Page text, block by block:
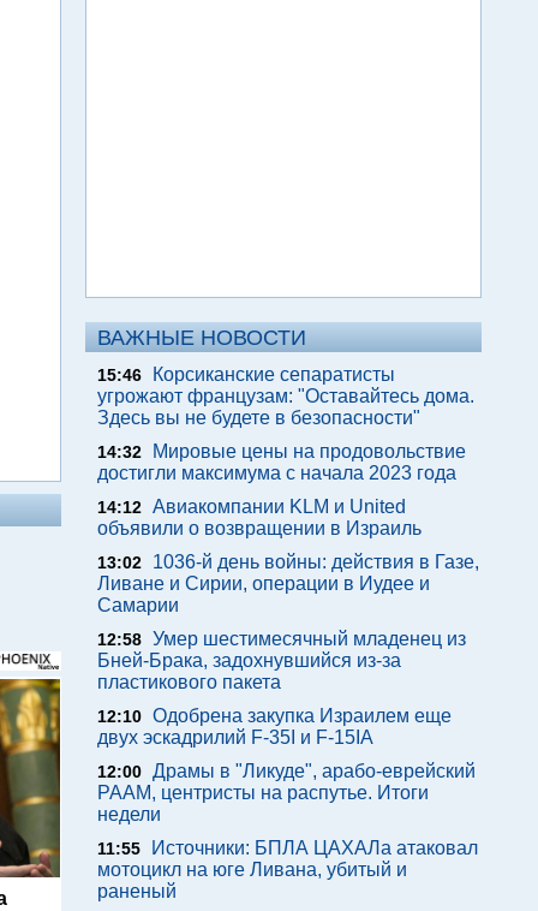
ВАЖНЫЕ НОВОСТИ
15:46
Корсиканские сепаратисты
угрожают французам: "Оставайтесь дома.
Здесь вы не будете в безопасности"
14:32
Мировые цены на продовольствие
достигли максимума с начала 2023 года
14:12 Авиакомпании KLM и United
объявили о возвращении в Израиль
13:02
1036-й день войны: действия в Газе,
Ливане и Сирии, операции в Иудее и
Самарии
12:58 Умер шестимесячный младенец из
Бней-Брака, задохнувшийся из-за
пластикового пакета
12:10 Одобрена закупка Израилем еще
двух эскадрилий F-35I и F-15IA
12:00 Драмы в "Ликуде", арабо-еврейский
РААМ, центристы на распутье. Итоги
недели
11:55
Источники: БПЛА ЦАХАЛа атаковал
мотоцикл на юге Ливана, убитый и
раненый